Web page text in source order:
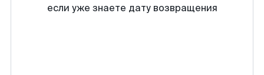
если уже знаете дату возвращения